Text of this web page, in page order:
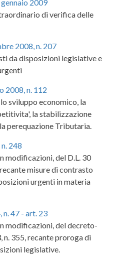
2009
di verifica delle
2008, n. 207
da disposizioni legislative e
2008, n. 112
sviluppo economico, la
la stabilizzazione
perequazione Tributaria.
248
modificazioni, del D.L. 30
misure di contrasto
urgenti in materia
47 - art. 23
modificazioni, del decreto-
n. 355, recante proroga di
legislative.